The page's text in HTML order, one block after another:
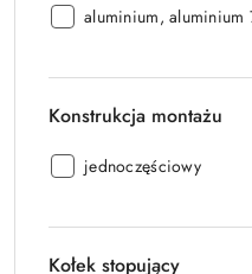
Typ
aluminium, aluminium
Konstrukcja montażu
Konstrukcja
jednoczęściowy
Kołek stopujący